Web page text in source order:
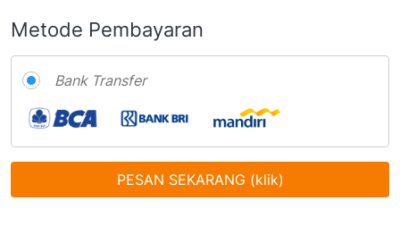
Metode Pembayaran
Bank Transfer
`
PESAN SEKARANG (klik)